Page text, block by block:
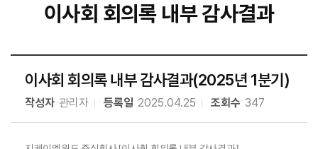
이사회 회의록 내부 감사결과
이사회 회의록 내부 감사결과(2025년 1분기)
작성자 관리자 등록일 2025.04.25 조회수 347